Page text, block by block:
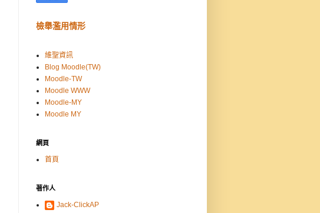
檢舉濫用情形
維聖資訊
Blog Moodle(TW)
Moodle-TW
Moodle WWW
Moodle-MY
Moodle MY
網頁
首頁
著作人
Jack-ClickAP